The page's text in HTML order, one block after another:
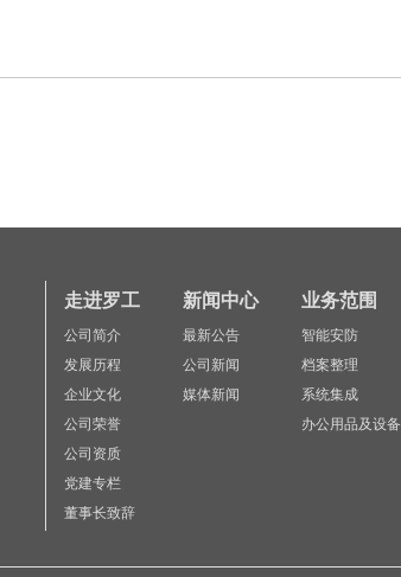
走进罗工 新闻中心 业务范围
公司简介
发展历程
企业文化
公司荣誉
公司资质
党建专栏
董事长致辞
最新公告
公司新闻
媒体新闻
智能安防
档案整理
系统集成
办公用品及设备